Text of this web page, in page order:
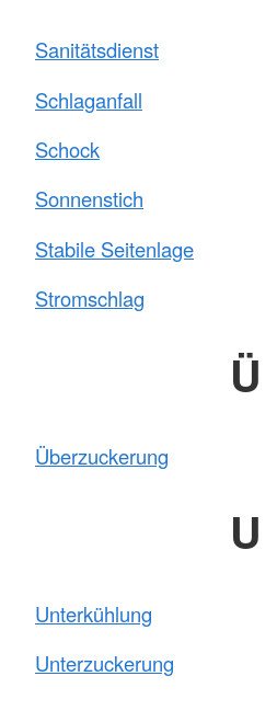
Sanitätsdienst
Schlaganfall
Schock
Sonnenstich
Stabile Seitenlage
Stromschlag
Ü
Überzuckerung
U
Unterkühlung
Unterzuckerung